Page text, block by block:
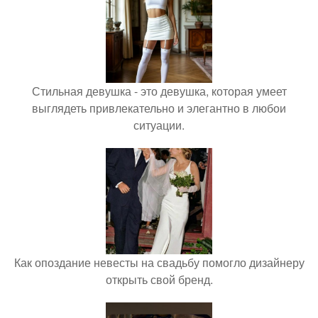
Стильная девушка - это девушка, которая умеет
выглядеть привлекательно и элегантно в любои
ситуации.
Как опоздание невесты на свадьбу помогло дизайнеру
открыть свой бренд.